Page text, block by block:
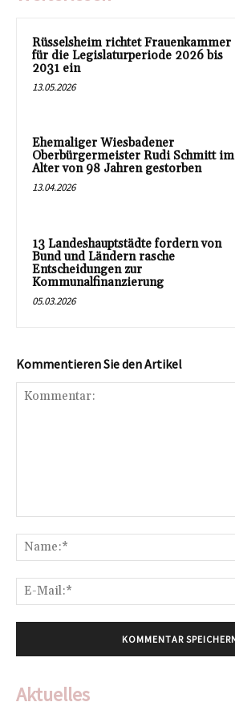
Rüsselsheim richtet Frauenkammer
für die Legislaturperiode 2026 bis
2031 ein
13.05.2026
Ehemaliger Wiesbadener
Oberbürgermeister Rudi Schmitt im
Alter von 98 Jahren gestorben
13.04.2026
13 Landeshauptstädte fordern von
Bund und Ländern rasche
Entscheidungen zur
Kommunalfinanzierung
05.03.2026
Kommentieren Sie den Artikel
Aktuelles